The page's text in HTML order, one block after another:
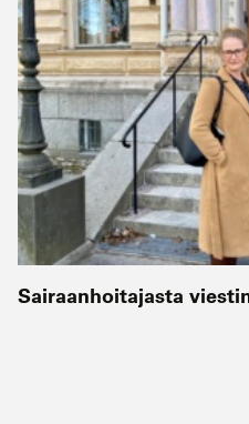
Sairaanhoitajasta